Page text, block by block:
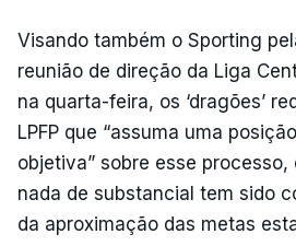
Visando também o Sporting
reunião de direção da Liga
na quarta-feira, os ‘dragões’
LPFP que “assuma uma
objetiva” sobre esse processo,
nada de substancial tem sido
da aproximação das metas